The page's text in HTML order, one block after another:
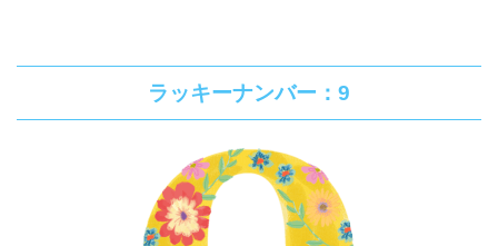
ラッキーナンバー：9